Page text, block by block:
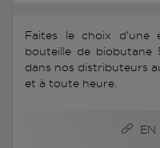
Faites le choix d'une
bouteille de biobutane
dans nos distributeurs
et à toute heure.
EN